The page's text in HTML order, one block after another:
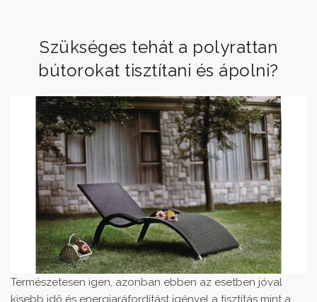
Szükséges tehát a polyrattan
bútorokat tisztítani és ápolni?
Természetesen igen, azonban ebben az esetben jóval
kisebb idő és energiaráfordítást igényel a tisztítás mint a